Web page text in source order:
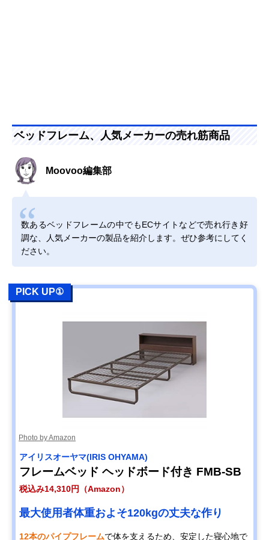
ベッドフレーム、人気メーカーの売れ筋商品
Moovoo編集部
数あるベッドフレームの中でもECサイトなどで売れ行き好
調な、人気メーカーの製品を紹介します。ぜひ参考にしてく
ださい。
PICK UP①
Photo by Amazon
アイリスオーヤマ(IRIS OHYAMA)
フレームベッド ヘッドボード付き FMB-SB
税込み14,310円（Amazon）
最大使用者体重およそ120kgの丈夫な作り
12本のパイプフレームで体を支えるため、安定した寝心地で